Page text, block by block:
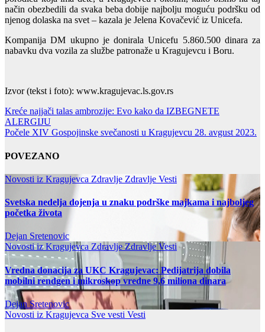
način obezbedili da svaka beba dobije najbolju moguću podršku od
njenog dolaska na svet – kazala je Jelena Kovačević iz Unicefa.
Kompanija DM ukupno je donirala Unicefu 5.860.500 dinara za
nabavku dva vozila za službe patronaže u Kragujevcu i Boru.
Izvor (tekst i foto): www.kragujevac.ls.gov.rs
Post
navigation
Kreće najjači talas ambrozije: Evo kako da IZBEGNETE
ALERGIJU
Počele XIV Gospojinske svečanosti u Kragujevcu 28. avgust 2023.
POVEZANO
Novosti iz Kragujevca Zdravlje Zdravlje Vesti
Svetska nedelja dojenja u znaku podrške majkama i najboljeg
početka života
Dejan Sretenovic
Novosti iz Kragujevca ZdravljeZdravlje Vesti
Vredna donacija za UKC Kragujevac: Pedijatrija dobila
mobilni rendgen i mikroskop vredne 9,6 miliona dinara
Dejan Sretenovic
Novosti iz Kragujevca Sve vesti Vesti